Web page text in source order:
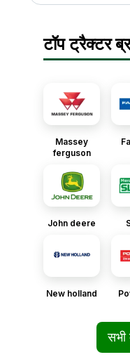
टॉप ट्रैक्टर
Massey
ferguson
John deere
New holland
सभी